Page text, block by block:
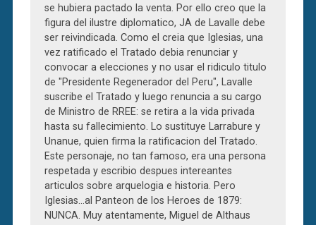
se hubiera pactado la venta. Por ello creo que la
figura del ilustre diplomatico, JA de Lavalle debe
ser reivindicada. Como el creia que Iglesias, una
vez ratificado el Tratado debia renunciar y
convocar a elecciones y no usar el ridiculo titulo
de "Presidente Regenerador del Peru", Lavalle
suscribe el Tratado y luego renuncia a su cargo
de Ministro de RREE: se retira a la vida privada
hasta su fallecimiento. Lo sustituye Larrabure y
Unanue, quien firma la ratificacion del Tratado.
Este personaje, no tan famoso, era una persona
respetada y escribio despues intereantes
articulos sobre arquelogia e historia. Pero
Iglesias…al Panteon de los Heroes de 1879:
NUNCA. Muy atentamente, Miguel de Althaus